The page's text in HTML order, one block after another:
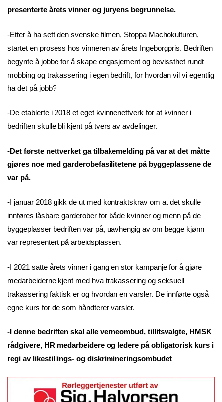
presenterte årets vinner og juryens begrunnelse.
-Etter å ha sett den svenske filmen, Stoppa Machokulturen,
startet en prosess hos vinneren av årets Ingeborgpris. Bedriften
begynte å jobbe for å skape engasjement og bevissthet rundt
mobbing og trakassering i egen bedrift, for hvordan vil vi egentlig
ha det på jobb?
-De etablerte i 2018 et eget kvinnenettverk for at kvinner i
bedriften skulle bli kjent på tvers av avdelinger.
-Det første nettverket ga tilbakemelding på var at det måtte
gjøres noe med garderobefasilitetene på byggeplassene de
var på.
-I januar 2018 gikk de ut med kontraktskrav om at det skulle
innføres låsbare garderober for både kvinner og menn på de
byggeplasser bedriften var på, uavhengig av om begge kjønn
var representert på arbeidsplassen.
-I 2021 satte årets vinner i gang en stor kampanje for å gjøre
medarbeiderne kjent med hva trakassering og seksuell
trakassering faktisk er og hvordan en varsler. De innførte også
egne kurs for de som håndterer varsler.
-I denne bedriften skal alle verneombud, tillitsvalgte, HMSK
rådgivere, HR medarbeidere og ledere på obligatorisk kurs i
regi av likestillings- og diskrimineringsombudet